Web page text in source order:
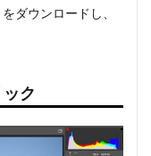
ダウンロードし、
ク